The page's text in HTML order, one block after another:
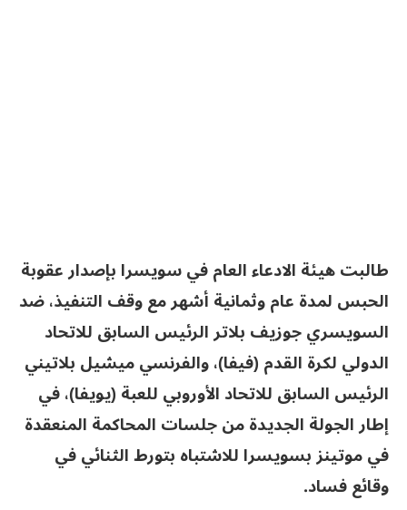
طالبت هيئة الادعاء العام في سويسرا بإصدار عقوبة
الحبس لمدة عام وثمانية أشهر مع وقف التنفيذ، ضد
السويسري جوزيف بلاتر الرئيس السابق للاتحاد
الدولي لكرة القدم (فيفا)، والفرنسي ميشيل بلاتيني
الرئيس السابق للاتحاد الأوروبي للعبة (يويفا)، في
إطار الجولة الجديدة من جلسات المحاكمة المنعقدة
في موتينز بسويسرا للاشتباه بتورط الثنائي في
وقائع فساد.